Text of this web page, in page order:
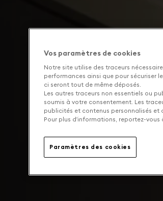
Vos paramètres de cookies
Notre site utilise des traceurs
performances ainsi que pour sécuriser
ci seront tout de même déposés.
Les autres traceurs non essentiels ou
soumis à votre consentement. Les
publicités et contenus personnalisés et
Pour plus d’informations, reportez-vous
Paramètres des cookies